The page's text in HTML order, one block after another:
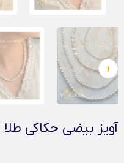
‹
آویز بیضی حکاکی طلا